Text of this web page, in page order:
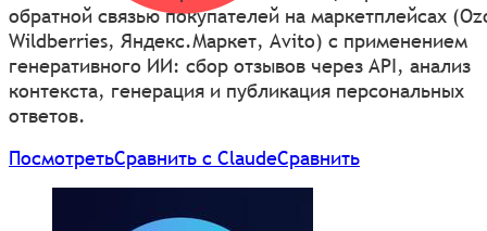
обратной связью покупателей на маркетплейсах
Wildberries, Яндекс.Маркет, Avito) с применением
генеративного ИИ: сбор отзывов через API, анализ
контекста, генерация и публикация персональных
ответов.
ПосмотретьСравнить с ClaudeСравнить